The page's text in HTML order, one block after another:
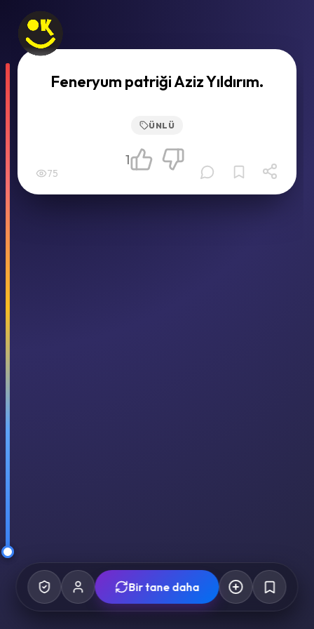
Feneryum patriği Aziz Yıldırım.
ÜNLÜ
75
1
Bir tane daha